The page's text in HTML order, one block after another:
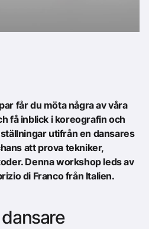
får du möta några av våra
få inblick i koreografin och
utifrån en dansares
att prova tekniker,
Denna workshop leds av
di Franco från Italien.